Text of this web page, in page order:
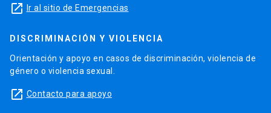
launch Ir al sitio de Emergencias
DISCRIMINACIÓN Y VIOLENCIA
Orientación y apoyo en casos de discriminación, violencia de
género o violencia sexual.
launch Contacto para apoyo